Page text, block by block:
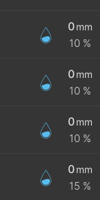
0mm
10 %
0mm
10 %
0mm
10 %
0mm
15 %